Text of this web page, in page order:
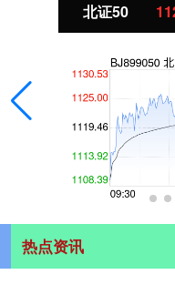
北证50
热点资讯